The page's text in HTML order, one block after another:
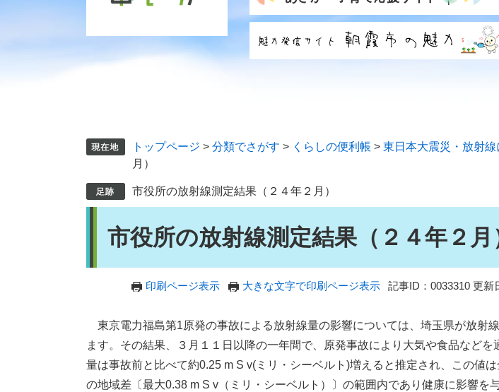
トップページ > 分類でさがす > くらしの便利帳 > 東日本大震災・放射線
月）
市役所の放射線測定結果（２４年２月）
市役所の放射線測定結果（２４年２月
印刷ページ表示 大きな文字で印刷ページ表示 記事ID：0033310 更新
東京電力福島第1原発の事故による放射線量の影響については、埼玉県が放射
ます。その結果、３月１１日以降の一年間で、原発事故により大気や食品などを
量は事故前と比べて約0.25 m S v(ミリ・シーベルト)増えると推定され、この値
の地域差〔最大0.38 m S v（ミリ・シーベルト）〕の範囲内であり健康に影響を